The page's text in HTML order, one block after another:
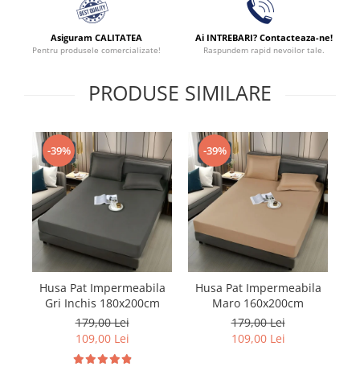
Asiguram CALITATEA
Pentru produsele comercializate!
Ai INTREBARI? Contacteaza-ne!
Raspundem rapid nevoilor tale.
PRODUSE SIMILARE
-39%
Husa Pat Impermeabila
Gri Inchis 180x200cm
179,00 Lei
109,00 Lei
-39%
Husa Pat Impermeabila
Maro 160x200cm
179,00 Lei
109,00 Lei